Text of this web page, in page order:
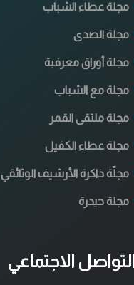
مجلة عطاء الشباب
مجلة الصدى
مجلة أوراق معرفية
مجلة مع الشباب
مجلة ملتقى القمر
مجلة عطاء الكفيل
مجلّة ذاكرة الأرشيف الوثائقي
مجلة حيدرة
التواصل الاجتماعي